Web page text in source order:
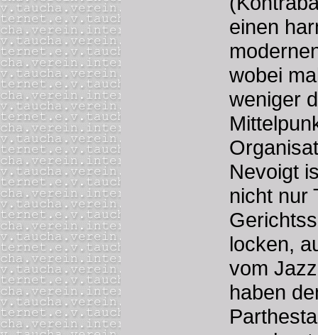
einen
wobei
weniger
Nevoigt
nicht nur
locken,
vom
haben